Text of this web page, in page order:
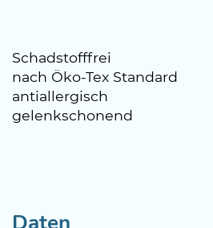
Schadstofffrei
nach Öko-Tex Standard
antiallergisch
gelenkschonend